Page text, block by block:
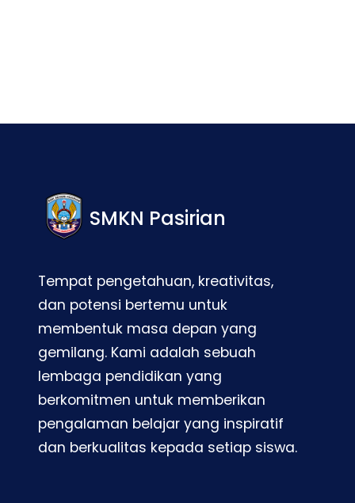
SMKN Pasirian
Tempat pengetahuan, kreativitas,
dan potensi bertemu untuk
membentuk masa depan yang
gemilang. Kami adalah sebuah
lembaga pendidikan yang
berkomitmen untuk memberikan
pengalaman belajar yang inspiratif
dan berkualitas kepada setiap siswa.